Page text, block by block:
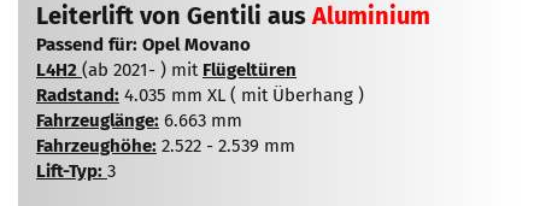
Leiterlift von Gentili ausAluminium
Passend für: Opel Movano
L4H2 (ab 2021- ) mit Flügeltüren
Radstand: 4.035 mm XL ( mit Überhang )
Fahrzeuglänge: 6.663 mm
Fahrzeughöhe: 2.522 - 2.539 mm
Lift-Typ: 3